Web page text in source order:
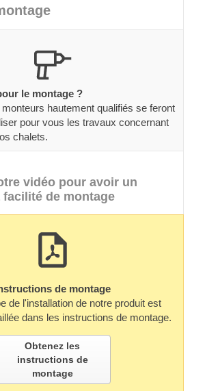
le montage ?
hautement qualifiés se feront
pour vous les travaux concernant
chalets.
vidéo pour avoir un
facilité de montage
de montage
de l'installation de notre produit est
dans les instructions de montage.
Obtenez les
instructions de
montage